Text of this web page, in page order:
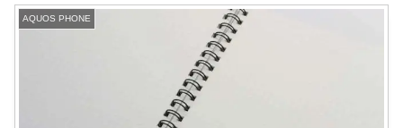
AQUOS PHONE